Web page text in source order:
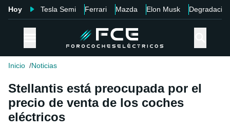
Hoy Tesla Semi Ferrari Mazda Elon Musk Degradación
Inicio Noticias
Stellantis está preocupada por el
precio de venta de los coches
eléctricos